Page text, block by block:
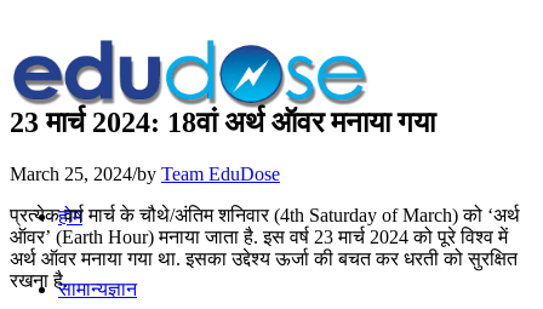
होम
सामान्यज्ञान
23 मार्च 2024: 18वां अर्थ ऑवर मनाया गया
March 25, 2024/by Team EduDose
प्रत्येक वर्ष मार्च के चौथे/अंतिम शनिवार (4th Saturday of March) को ‘अर्थ
ऑवर’ (Earth Hour) मनाया जाता है. इस वर्ष 23 मार्च 2024 को पूरे विश्व में
अर्थ ऑवर मनाया गया था. इसका उद्देश्य ऊर्जा की बचत कर धरती को सुरक्षित
रखना है.